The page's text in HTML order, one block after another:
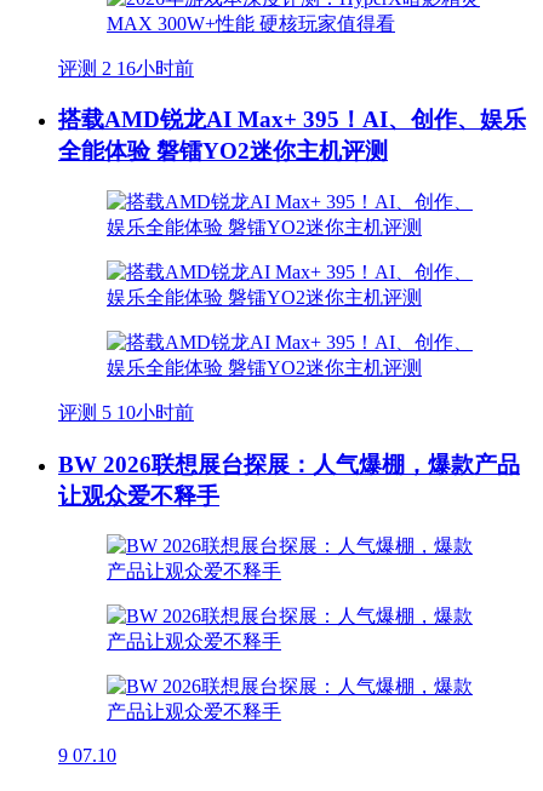
评测 2 16小时前
搭载AMD锐龙AI Max+ 395！AI、创作、娱乐
全能体验 磐镭YO2迷你主机评测
评测 5 10小时前
BW 2026联想展台探展：人气爆棚，爆款产品
让观众爱不释手
9 07.10